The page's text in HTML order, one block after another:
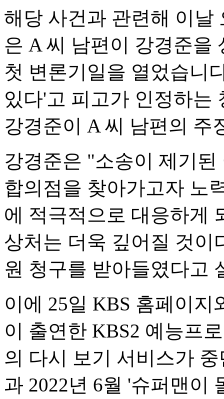
해당 사건과 관련해 이날
은 A 씨 남편이 강경준을
첫 변론기일을 열었습니
있다'고 피고가 인정하는
강경준이 A 씨 남편의 주
강경준은 "소송이 제기
합의점을 찾아가고자 노
에 적극적으로 대응하게
상처는 더욱 깊어질 것이
원 청구를 받아들였다고
이에 25일 KBS 홈페이
이 출연한 KBS2 예능프
의 다시 보기 서비스가
과 2022년 6월 '슈퍼맨이